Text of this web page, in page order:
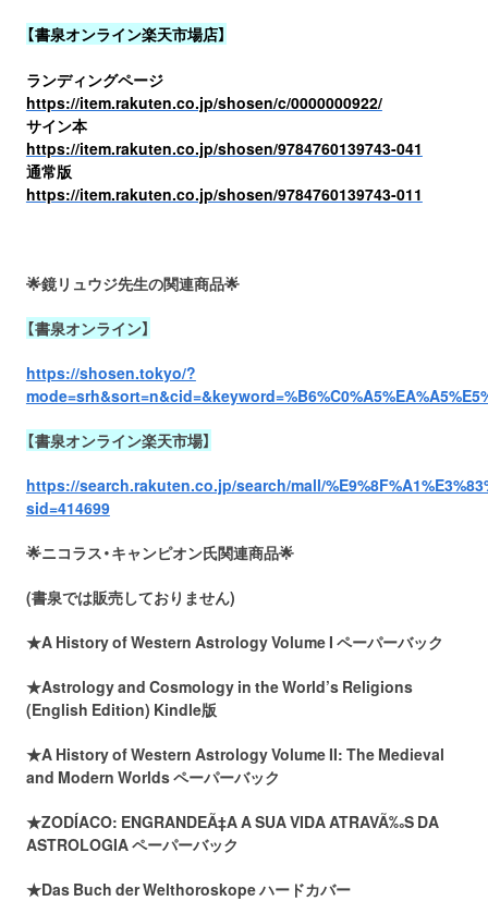
【書泉オンライン楽天市場店】
ランディングページ
https://item.rakuten.co.jp/shosen/c/0000000922/
サイン本
https://item.rakuten.co.jp/shosen/9784760139743-041
通常版
https://item.rakuten.co.jp/shosen/9784760139743-011
🌟鏡リュウジ先生の関連商品🌟
【書泉オンライン】
https://shosen.tokyo/?
【書泉オンライン楽天市場】
https://search.rakuten.co.jp/search/mall/
sid=414699
🌟ニコラス・キャンピオン氏関連商品🌟
(書泉では販売しておりません)
★A History of Western Astrology Volume I ペーパーバック
★Astrology and Cosmology in the World’s Religions
(English Edition) Kindle版
★A History of Western Astrology Volume II: The Medieval
and Modern Worlds ペーパーバック
★ZODÍACO: ENGRANDEÃ‡A A SUA VIDA ATRAVÃ‰S DA
ASTROLOGIA ペーパーバック
★Das Buch der Welthoroskope ハードカバー